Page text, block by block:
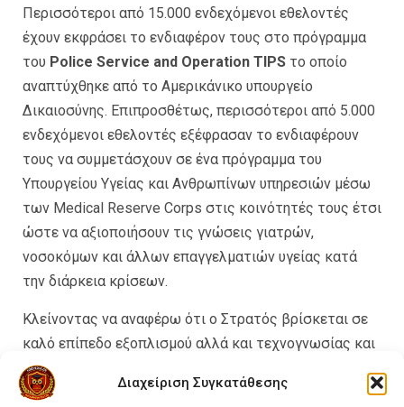
Διαχείριση Συγκατάθεσης
Περισσότεροι από 15.000 ενδεχόμενοι εθελοντές
έχουν εκφράσει το ενδιαφέρον τους στο πρόγραμμα
του Police Service and Operation TIPS το οποίο
αναπτύχθηκε από το Αμερικάνικο υπουργείο
Δικαιοσύνης. Επιπροσθέτως, περισσότεροι από 5.000
ενδεχόμενοι εθελοντές εξέφρασαν το ενδιαφέρουν
τους να συμμετάσχουν σε ένα πρόγραμμα του
Υπουργείου Υγείας και Ανθρωπίνων υπηρεσιών μέσω
των Medical Reserve Corps στις κοινότητές τους έτσι
ώστε να αξιοποιήσουν τις γνώσεις γιατρών,
νοσοκόμων και άλλων επαγγελματιών υγείας κατά
την διάρκεια κρίσεων.
Κλείνοντας να αναφέρω ότι ο Στρατός βρίσκεται σε
καλό επίπεδο εξοπλισμού αλλά και τεχνογνωσίας και
αυτό είναι παρήγορο. Καλό θα ήταν όμως η κυβέρνηση
και δεν ομιλώ μόνο για την τωρινή, να φροντίσει να